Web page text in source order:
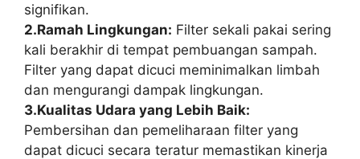
signifikan.
2.Ramah Lingkungan: Filter sekali pakai sering
kali berakhir di tempat pembuangan sampah.
Filter yang dapat dicuci meminimalkan limbah
dan mengurangi dampak lingkungan.
3.Kualitas Udara yang Lebih Baik:
Pembersihan dan pemeliharaan filter yang
dapat dicuci secara teratur memastikan kinerja